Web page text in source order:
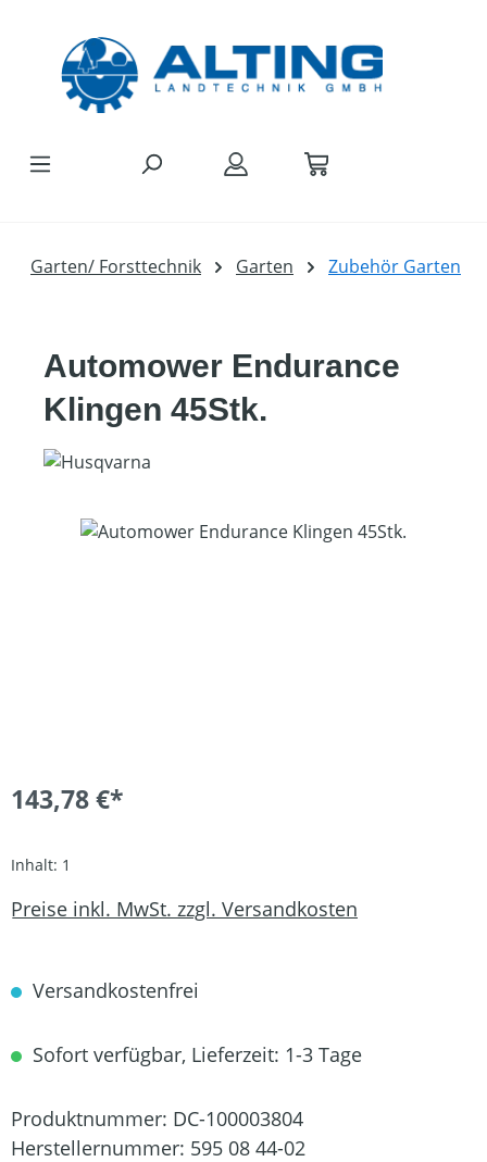
Garten/ Forsttechnik Garten Zubehör Garten
Automower Endurance
Klingen 45Stk.
Bildergalerie überspringen
143,78 €*
Inhalt: 1
Preise inkl. MwSt. zzgl. Versandkosten
Versandkostenfrei
Sofort verfügbar, Lieferzeit: 1-3 Tage
Produktnummer: DC-100003804
Herstellernummer: 595 08 44-02